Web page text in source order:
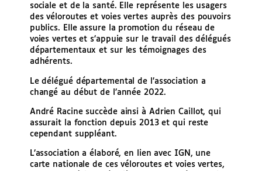
sociale et de la santé. Elle représente les usagers
des véloroutes et voies vertes auprès des pouvoirs
publics. Elle assure la promotion du réseau de
voies vertes et s’appuie sur le travail des délégués
départementaux et sur les témoignages des
adhérents.
Le délégué départemental de l’association a
changé au début de l’année 2022.
André Racine succède ainsi à Adrien Caillot, qui
assurait la fonction depuis 2013 et qui reste
cependant suppléant.
L’association a élaboré, en lien avec IGN, une
carte nationale de ces véloroutes et voies vertes,